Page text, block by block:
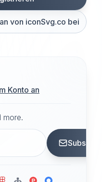
von iconSvg.co bei
Konto an
more.